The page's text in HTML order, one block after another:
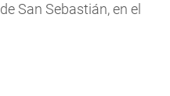
de San Sebastián, en el